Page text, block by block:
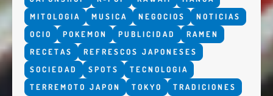
MITOLOGIA
MUSICA NEGOCIOS
NOTICIAS
OCIO
POKEMON PUBLICIDAD
RAMEN
RECETAS
REFRESCOS JAPONESES
SOCIEDAD
SPOTS
TECNOLOGIA
TERREMOTO JAPON
TOKYO TRADICIONES